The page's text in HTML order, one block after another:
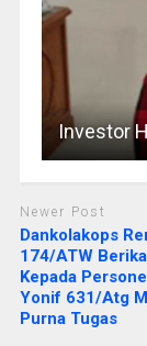
Investor
Newer Post
Dankolakops
174/ATW
Kepada
Yonif 631/Atg
Purna Tugas